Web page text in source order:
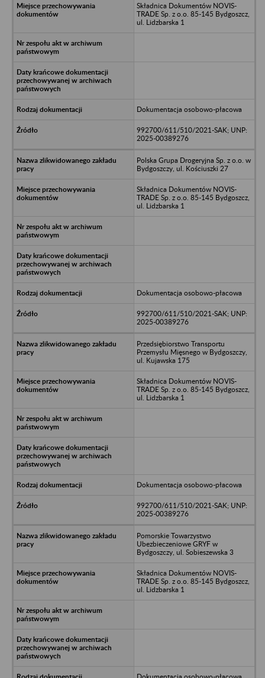
Składnica Dokumentów NOVIS-
TRADE Sp. z o.o. 85-145 Bydgoszcz,
ul. Lidzbarska 1
Dokumentacja osobowo-płacowa
992700/611/510/2021-SAK; UNP:
2025-00389276
Polska Grupa Drogeryjna Sp. z o.o. w
Bydgoszczy, ul. Kościuszki 27
Składnica Dokumentów NOVIS-
TRADE Sp. z o.o. 85-145 Bydgoszcz,
ul. Lidzbarska 1
Dokumentacja osobowo-płacowa
992700/611/510/2021-SAK; UNP:
2025-00389276
Przedsiębiorstwo Transportu
Przemysłu Mięsnego w Bydgoszczy,
ul. Kujawska 175
Składnica Dokumentów NOVIS-
TRADE Sp. z o.o. 85-145 Bydgoszcz,
ul. Lidzbarska 1
Dokumentacja osobowo-płacowa
992700/611/510/2021-SAK; UNP:
2025-00389276
Pomorskie Towarzystwo
Ubezbieczeniowe GRYF w
Bydgoszczy, ul. Sobieszewska 3
Składnica Dokumentów NOVIS-
TRADE Sp. z o.o. 85-145 Bydgoszcz,
ul. Lidzbarska 1